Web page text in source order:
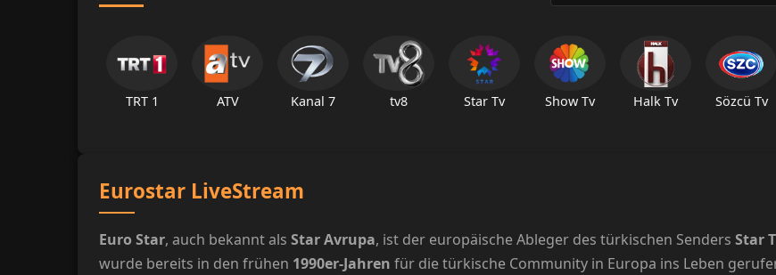
TRT 1 ATV Kanal 7 tv8 Star Tv Show Tv Halk Tv Sözcü Tv
Eurostar LiveStream
Euro Star, auch bekannt als Star Avrupa, ist der europäische Ableger des türkischen Senders Star
wurde bereits in den frühen 1990er-Jahren für die türkische Community in Europa ins Leben